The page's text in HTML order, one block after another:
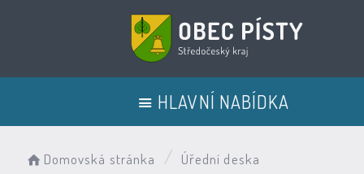
HLAVNÍ NABÍDKA
Domovská stránka
Úřední deska